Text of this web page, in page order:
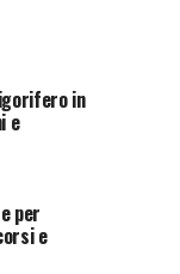
in
e
per
e